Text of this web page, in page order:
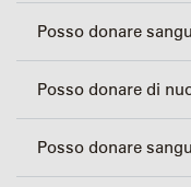
Posso donare
Posso donare di
Posso donare